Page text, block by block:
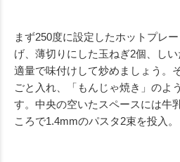
まず250度に設定したホットプレ
げ、薄切りにした玉ねぎ2個、し
適量で味付けして炒めましょう。
ごと入れ、「もんじゃ焼き」のよ
す。中央の空いたスペースには牛
ころで1.4mmのパスタ2束を投入。